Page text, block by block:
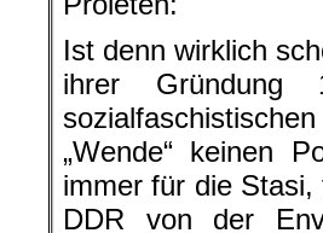
Ist denn wirklich
ihrer
„Wende“ keinen
immer für die
DDR von der